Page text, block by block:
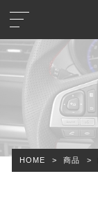
HOME > 商品 >